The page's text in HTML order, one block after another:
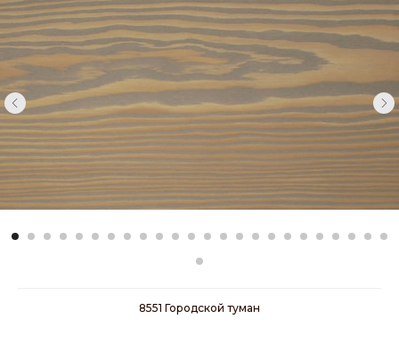
8551 Городской туман